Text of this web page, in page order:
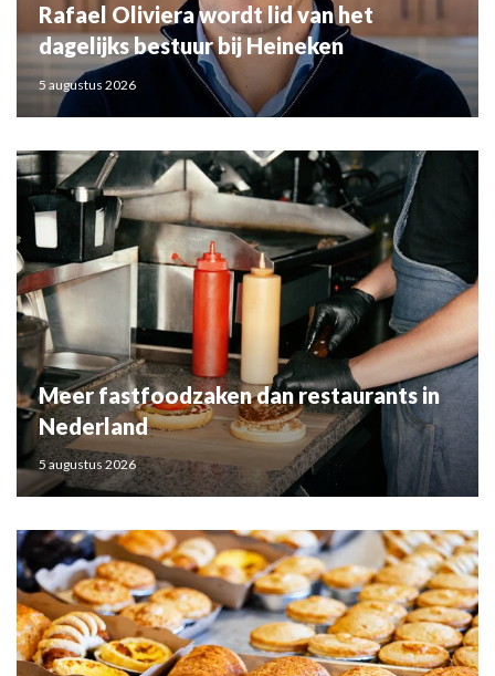
Rafael Oliviera wordt lid van het
dagelijks bestuur bij Heineken
5 augustus 2026
Meer fastfoodzaken dan restaurants in
Nederland
5 augustus 2026